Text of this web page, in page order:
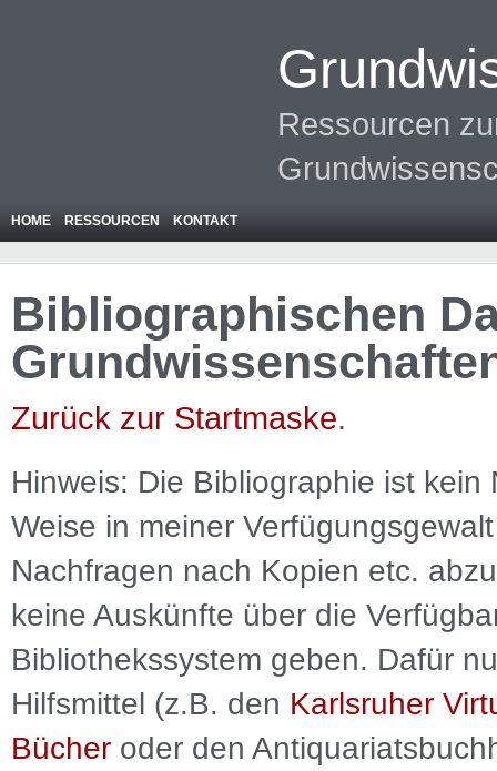
Ressourcen
HOME RESSOURCEN KONTAKT
Bibliographischen
Zurück zur Startmaske.
Hinweis: Die Bibliographie ist kein
Weise in meiner
Nachfragen nach Kopien etc.
keine Auskünfte über die
Bibliothekssystem geben. Dafür
Hilfsmittel (z.B. den Karlsruher
Bücher oder den